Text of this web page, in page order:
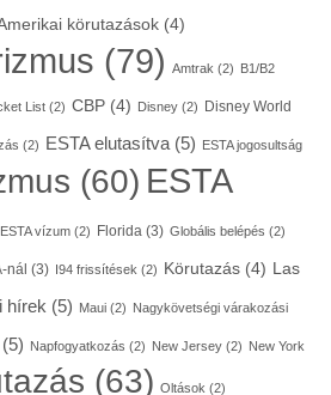
körutazások (4)
(79) Amtrak (2) B1/B2
List (2) CBP (4) Disney (2) Disney World
(2) ESTA elutasítva (5) ESTA jogosultság
(60) ESTA
ESTA vízum (2) Florida (3) Globális belépés (2)
nál (3) I94 frissítések (2) Körutazás (4) Las
hírek (5) Maui (2) Nagykövetségi várakozási
(5) Napfogyatkozás (2) New Jersey (2) New York
(63) Oltások (2)